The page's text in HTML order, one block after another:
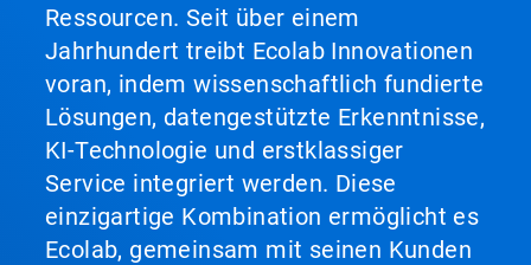
Ressourcen. Seit über einem
Jahrhundert treibt Ecolab Innovationen
voran, indem wissenschaftlich fundierte
Lösungen, datengestützte Erkenntnisse,
KI-Technologie und erstklassiger
Service integriert werden. Diese
einzigartige Kombination ermöglicht es
Ecolab, gemeinsam mit seinen Kunden